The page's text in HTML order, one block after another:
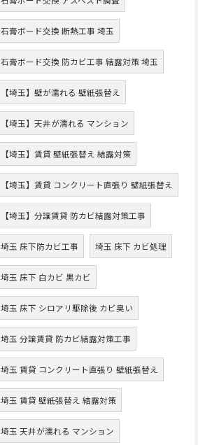
石膏ボード交換 断熱工事 埼玉
石膏ボード交換 防カビ工事 結露対策 埼玉
【埼玉】壁が濡れる 壁紙張替え
【埼玉】天井が濡れる マンション
【埼玉】賃貸 壁紙張替え 結露対策
【埼玉】賃貸 コンクリート直張り 壁紙張替え
【埼玉】分譲賃貸 防カビ結露対策工事
埼玉 床下防カビ工事 埼玉 床下 カビ処理
埼玉 床下 白カビ 黒カビ
埼玉 床下 シロアリ駆除後 カビ臭い
埼玉 分譲賃貸 防カビ結露対策工事
埼玉 賃貸 コンクリート直張り 壁紙張替え
埼玉 賃貸 壁紙張替え 結露対策
埼玉 天井が濡れる マンション